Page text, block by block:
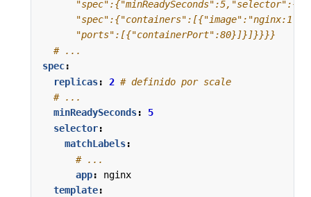
      "ports":[{"containerPort":80}]}]}}}}
# ...
spec:
replicas: 2 # definido por scale
# ...
minReadySeconds:
5
selector:
matchLabels:
# ...
app:
nginx
template: